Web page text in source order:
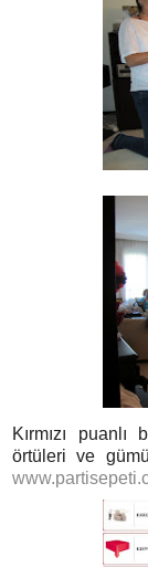
Kırmızı
örtüleri ve